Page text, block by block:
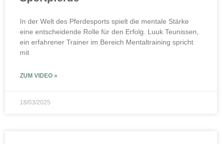
In der Welt des Pferdesports spielt die mentale Stärke
eine entscheidende Rolle für den Erfolg. Luuk Teunissen,
ein erfahrener Trainer im Bereich Mentaltraining spricht
mit
ZUM VIDEO »
18/03/2025